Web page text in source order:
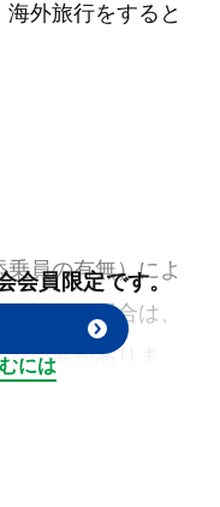
外旅行をすると
員の有無）によ
旅行の場合は、
必要がありま
会員限定です。
には